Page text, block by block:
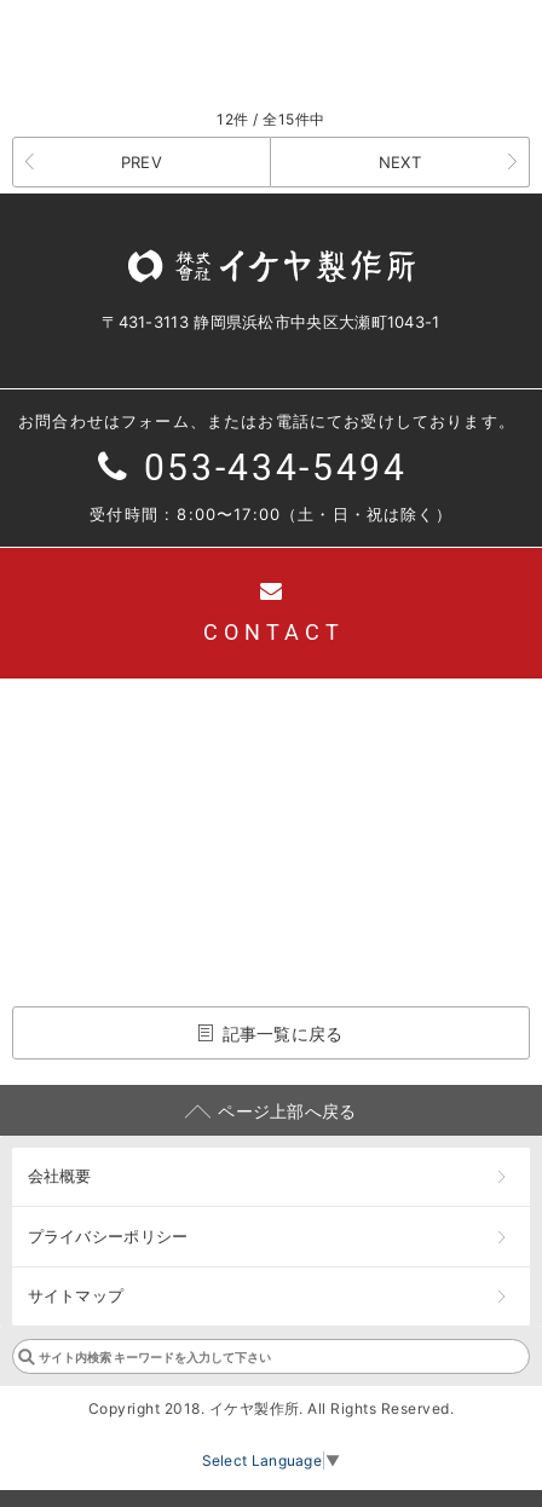
12件 / 全15件中
PREV NEXT
〒431-3113 静岡県浜松市中央区大瀬町1043-1
お問合わせはフォーム、またはお電話にてお受けしております。
053-434-5494
受付時間 : 8:00〜17:00（土・日・祝は除く）
CONTACT
記事一覧に戻る
ページ上部へ戻る
会社概要
プライバシーポリシー
サイトマップ
Copyright 2018. イケヤ製作所. All Rights Reserved.
Select Language ▼